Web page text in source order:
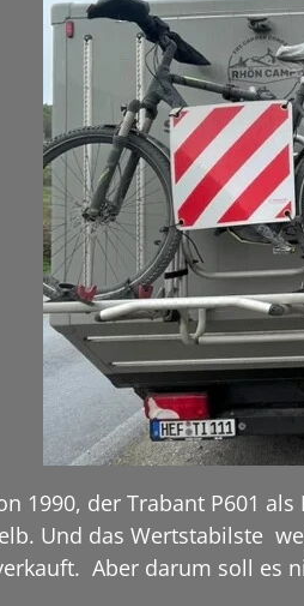
1990, der Trabant P601
Und das Wertstabilste
Aber darum soll es